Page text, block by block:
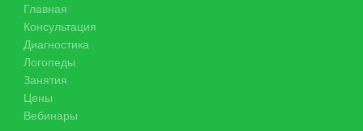
Главная
Консультация
Диагностика
Логопеды
Занятия
Цены
Вебинары